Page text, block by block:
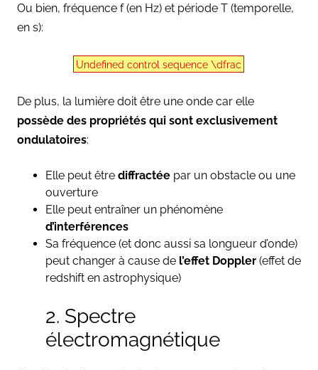
Ou bien, fréquence f (en Hz) et période T (temporelle,
en s):
Undefined control sequence \dfrac
De plus, la lumière doit être une onde car elle
possède des propriétés qui sont exclusivement
ondulatoires:
Elle peut être diffractée par un obstacle ou une
ouverture
Elle peut entraîner un phénomène
d’interférences
Sa fréquence (et donc aussi sa longueur d’onde)
peut changer à cause de l’effet Doppler (effet de
redshift en astrophysique)
2. Spectre
électromagnétique